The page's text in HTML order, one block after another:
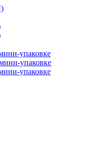
упаковке
упаковке
упаковке